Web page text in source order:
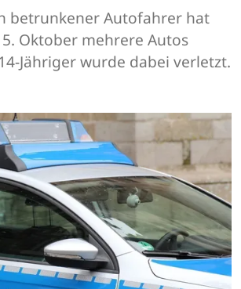
betrunkener Autofahrer hat
Oktober mehrere Autos
Jähriger wurde dabei verletzt.